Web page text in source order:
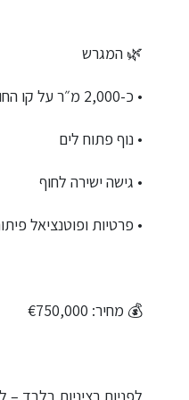
🌿 המגרש
• כ-2,000 מ״ר על קו החוף
• נוף פתוח לים
• גישה ישירה לחוף
• פרטיות ופוטנציאל
💰 מחיר: €750,000